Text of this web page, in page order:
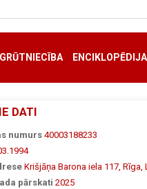
GRŪTNIECĪBA ENCIKLOPĒDIJA
DATI
numurs40003188233
Krišjāņa Barona iela 117, Rīga,
pārskati 2025